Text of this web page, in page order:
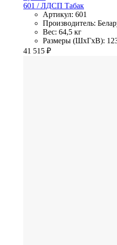
601 / ЛДСП Табак
Артикул: 601
Производитель:
Вес: 64,5 кг
Размеры (ШхГхВ):
41 515 ₽